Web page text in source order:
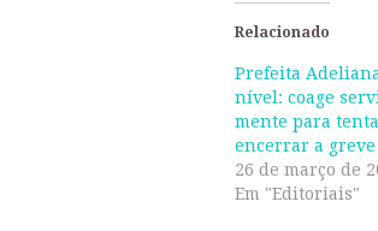
em
nova
janela)
em
nova
janela)
Relacionado
Prefeita
nível: coage
mente para
encerrar a greve
26 de março de
Em "Editoriais"